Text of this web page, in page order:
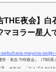
THE夜会】白
マヨラー星人
mayora-
井・有吉 THE夜会』（TBS
。それが、「なんでもかけ